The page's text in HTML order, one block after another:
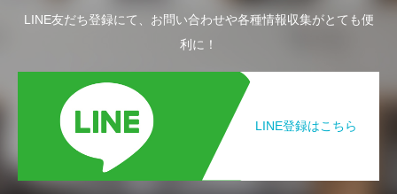
LINE友だち登録にて、お問い合わせや各種情報収集がとても便
利に！
LINE登録はこちら